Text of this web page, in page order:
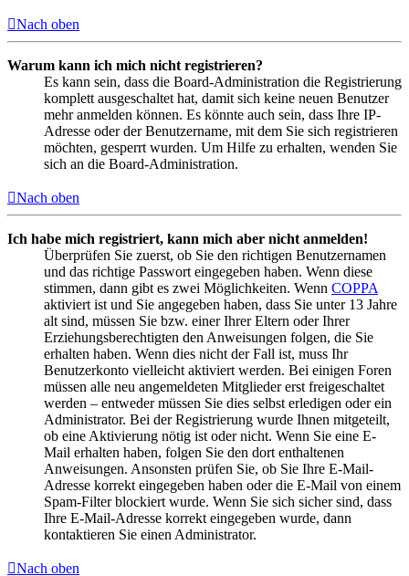
Nach oben
Warum kann ich mich nicht registrieren?
Es kann sein, dass die Board-Administration die Registrierung
komplett ausgeschaltet hat, damit sich keine neuen Benutzer
mehr anmelden können. Es könnte auch sein, dass Ihre IP-
Adresse oder der Benutzername, mit dem Sie sich registrieren
möchten, gesperrt wurden. Um Hilfe zu erhalten, wenden Sie
sich an die Board-Administration.
Nach oben
Ich habe mich registriert, kann mich aber nicht anmelden!
Überprüfen Sie zuerst, ob Sie den richtigen Benutzernamen
und das richtige Passwort eingegeben haben. Wenn diese
stimmen, dann gibt es zwei Möglichkeiten. Wenn COPPA
aktiviert ist und Sie angegeben haben, dass Sie unter 13 Jahre
alt sind, müssen Sie bzw. einer Ihrer Eltern oder Ihrer
Erziehungsberechtigten den Anweisungen folgen, die Sie
erhalten haben. Wenn dies nicht der Fall ist, muss Ihr
Benutzerkonto vielleicht aktiviert werden. Bei einigen Foren
müssen alle neu angemeldeten Mitglieder erst freigeschaltet
werden – entweder müssen Sie dies selbst erledigen oder ein
Administrator. Bei der Registrierung wurde Ihnen mitgeteilt,
ob eine Aktivierung nötig ist oder nicht. Wenn Sie eine E-
Mail erhalten haben, folgen Sie den dort enthaltenen
Anweisungen. Ansonsten prüfen Sie, ob Sie Ihre E-Mail-
Adresse korrekt eingegeben haben oder die E-Mail von einem
Spam-Filter blockiert wurde. Wenn Sie sich sicher sind, dass
Ihre E-Mail-Adresse korrekt eingegeben wurde, dann
kontaktieren Sie einen Administrator.
Nach oben